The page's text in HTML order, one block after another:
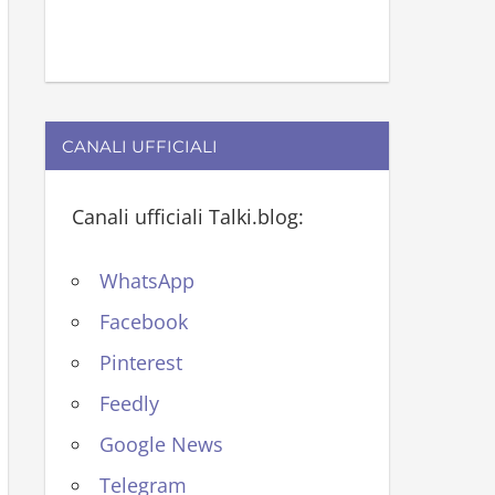
CANALI UFFICIALI
Canali ufficiali Talki.blog:
WhatsApp
Facebook
Pinterest
Feedly
Google News
Telegram